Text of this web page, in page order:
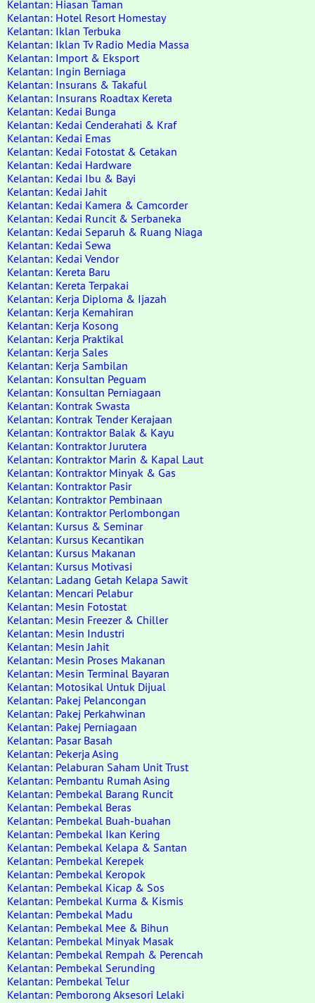
Kelantan: Hiasan Taman
Kelantan: Hotel Resort Homestay
Kelantan: Iklan Terbuka
Kelantan: Iklan Tv Radio Media Massa
Kelantan: Import & Eksport
Kelantan: Ingin Berniaga
Kelantan: Insurans & Takaful
Kelantan: Insurans Roadtax Kereta
Kelantan: Kedai Bunga
Kelantan: Kedai Cenderahati & Kraf
Kelantan: Kedai Emas
Kelantan: Kedai Fotostat & Cetakan
Kelantan: Kedai Hardware
Kelantan: Kedai Ibu & Bayi
Kelantan: Kedai Jahit
Kelantan: Kedai Kamera & Camcorder
Kelantan: Kedai Runcit & Serbaneka
Kelantan: Kedai Separuh & Ruang Niaga
Kelantan: Kedai Sewa
Kelantan: Kedai Vendor
Kelantan: Kereta Baru
Kelantan: Kereta Terpakai
Kelantan: Kerja Diploma & Ijazah
Kelantan: Kerja Kemahiran
Kelantan: Kerja Kosong
Kelantan: Kerja Praktikal
Kelantan: Kerja Sales
Kelantan: Kerja Sambilan
Kelantan: Konsultan Peguam
Kelantan: Konsultan Perniagaan
Kelantan: Kontrak Swasta
Kelantan: Kontrak Tender Kerajaan
Kelantan: Kontraktor Balak & Kayu
Kelantan: Kontraktor Jurutera
Kelantan: Kontraktor Marin & Kapal Laut
Kelantan: Kontraktor Minyak & Gas
Kelantan: Kontraktor Pasir
Kelantan: Kontraktor Pembinaan
Kelantan: Kontraktor Perlombongan
Kelantan: Kursus & Seminar
Kelantan: Kursus Kecantikan
Kelantan: Kursus Makanan
Kelantan: Kursus Motivasi
Kelantan: Ladang Getah Kelapa Sawit
Kelantan: Mencari Pelabur
Kelantan: Mesin Fotostat
Kelantan: Mesin Freezer & Chiller
Kelantan: Mesin Industri
Kelantan: Mesin Jahit
Kelantan: Mesin Proses Makanan
Kelantan: Mesin Terminal Bayaran
Kelantan: Motosikal Untuk Dijual
Kelantan: Pakej Pelancongan
Kelantan: Pakej Perkahwinan
Kelantan: Pakej Perniagaan
Kelantan: Pasar Basah
Kelantan: Pekerja Asing
Kelantan: Pelaburan Saham Unit Trust
Kelantan: Pembantu Rumah Asing
Kelantan: Pembekal Barang Runcit
Kelantan: Pembekal Beras
Kelantan: Pembekal Buah-buahan
Kelantan: Pembekal Ikan Kering
Kelantan: Pembekal Kelapa & Santan
Kelantan: Pembekal Kerepek
Kelantan: Pembekal Keropok
Kelantan: Pembekal Kicap & Sos
Kelantan: Pembekal Kurma & Kismis
Kelantan: Pembekal Madu
Kelantan: Pembekal Mee & Bihun
Kelantan: Pembekal Minyak Masak
Kelantan: Pembekal Rempah & Perencah
Kelantan: Pembekal Serunding
Kelantan: Pembekal Telur
Kelantan: Pemborong Aksesori Lelaki